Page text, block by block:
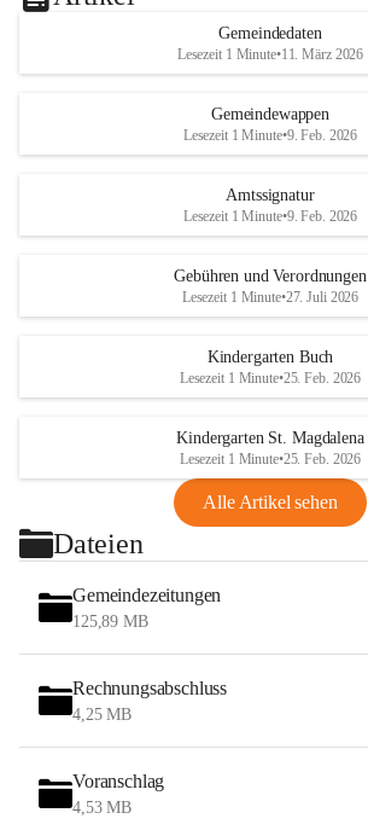
Gemeindedaten
Lesezeit 1 Minute•11. März 2026
Gemeindewappen
Lesezeit 1 Minute•9. Feb. 2026
Amtssignatur
Lesezeit 1 Minute•9. Feb. 2026
Gebühren und Verordnungen
Lesezeit 1 Minute•27. Juli 2026
Kindergarten Buch
Lesezeit 1 Minute•25. Feb. 2026
Kindergarten St. Magdalena
Lesezeit 1 Minute•25. Feb. 2026
Alle Artikel sehen
Dateien
Gemeindezeitungen
125,89 MB
Rechnungsabschluss
4,25 MB
Voranschlag
4,53 MB